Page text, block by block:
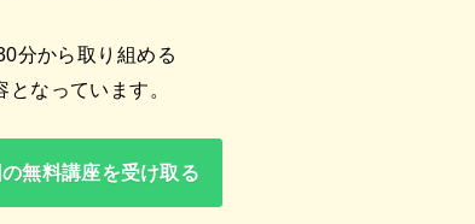
分から取り組める
となっています。
無料講座を受け取る